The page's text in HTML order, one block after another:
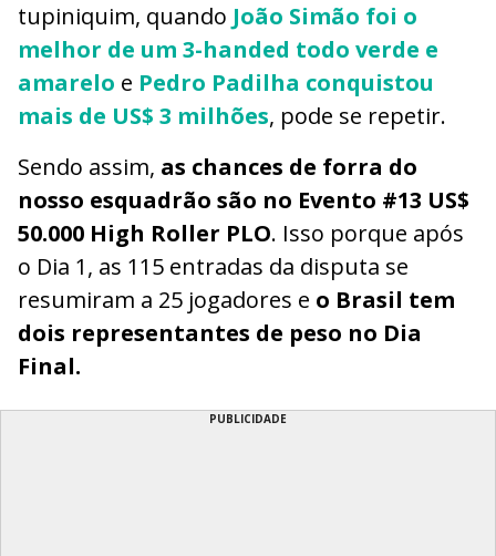
tupiniquim, quando João Simão foi o
melhor de um 3-handed todo verde e
amarelo e Pedro Padilha conquistou
mais de US$ 3 milhões, pode se repetir.
Sendo assim, as chances de forra do
nosso esquadrão são no Evento #13 US$
50.000 High Roller PLO. Isso porque após
o Dia 1, as 115 entradas da disputa se
resumiram a 25 jogadores e o Brasil tem
dois representantes de peso no Dia
Final.
PUBLICIDADE